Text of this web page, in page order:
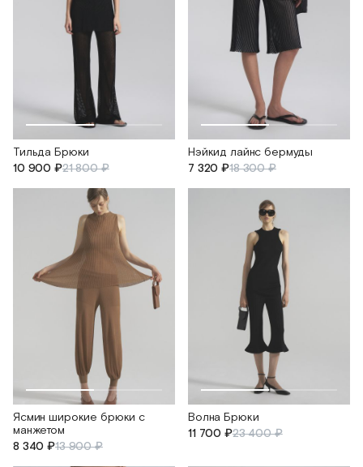
Тильда Брюки
10 900 ₽21 800 ₽
Нэйкид лайнс бермуды
7 320 ₽18 300 ₽
Ясмин широкие брюки с
манжетом
8 340 ₽13 900 ₽
Волна Брюки
11 700 ₽23 400 ₽